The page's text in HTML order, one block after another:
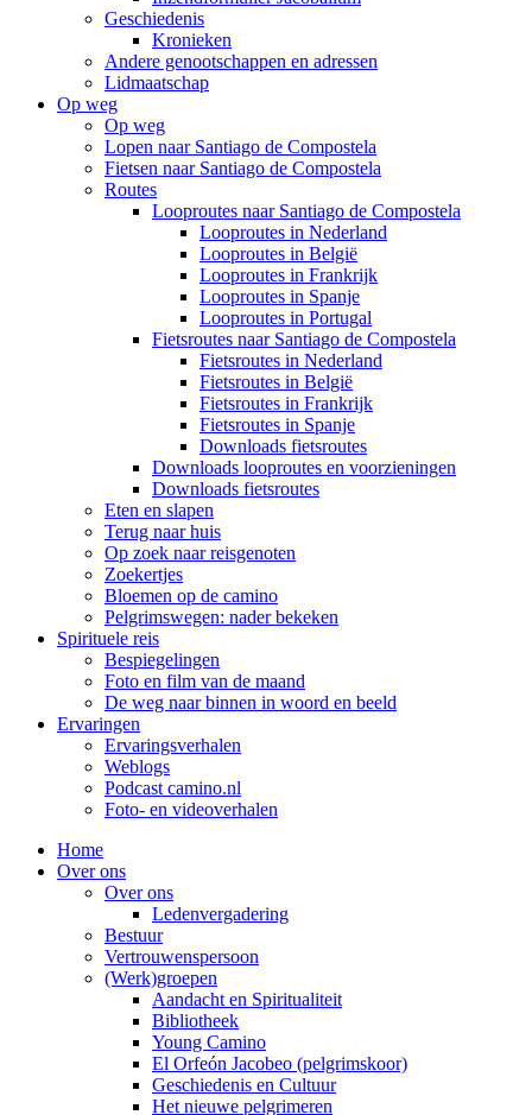
Geschiedenis
Kronieken
Andere genootschappen en adressen
Lidmaatschap
Op weg
Op weg
Lopen naar Santiago de Compostela
Fietsen naar Santiago de Compostela
Routes
Looproutes naar Santiago de Compostela
Looproutes in Nederland
Looproutes in België
Looproutes in Frankrijk
Looproutes in Spanje
Looproutes in Portugal
Fietsroutes naar Santiago de Compostela
Fietsroutes in Nederland
Fietsroutes in België
Fietsroutes in Frankrijk
Fietsroutes in Spanje
Downloads fietsroutes
Downloads looproutes en voorzieningen
Downloads fietsroutes
Eten en slapen
Terug naar huis
Op zoek naar reisgenoten
Zoekertjes
Bloemen op de camino
Pelgrimswegen: nader bekeken
Spirituele reis
Bespiegelingen
Foto en film van de maand
De weg naar binnen in woord en beeld
Ervaringen
Ervaringsverhalen
Weblogs
Podcast camino.nl
Foto- en videoverhalen
Home
Over ons
Over ons
Ledenvergadering
Bestuur
Vertrouwenspersoon
(Werk)groepen
Aandacht en Spiritualiteit
Bibliotheek
Young Camino
El Orfeón Jacobeo (pelgrimskoor)
Geschiedenis en Cultuur
Het nieuwe pelgrimeren